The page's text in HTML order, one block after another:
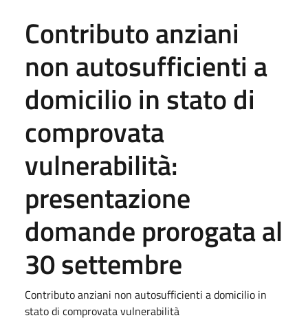
Contributo anziani
non autosufficienti a
domicilio in stato di
comprovata
vulnerabilità:
presentazione
domande prorogata al
30 settembre
Contributo anziani non autosufficienti a domicilio in
stato di comprovata vulnerabilità